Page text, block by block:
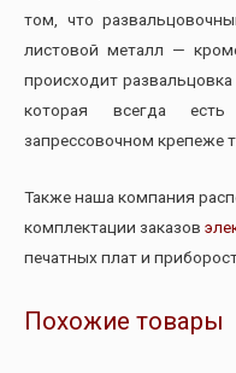
том, что
листовой металл —
происходит
которая всегда
запрессовочном крепеже
Также наша компания
комплектации заказов
печатных плат и
Похожие товары